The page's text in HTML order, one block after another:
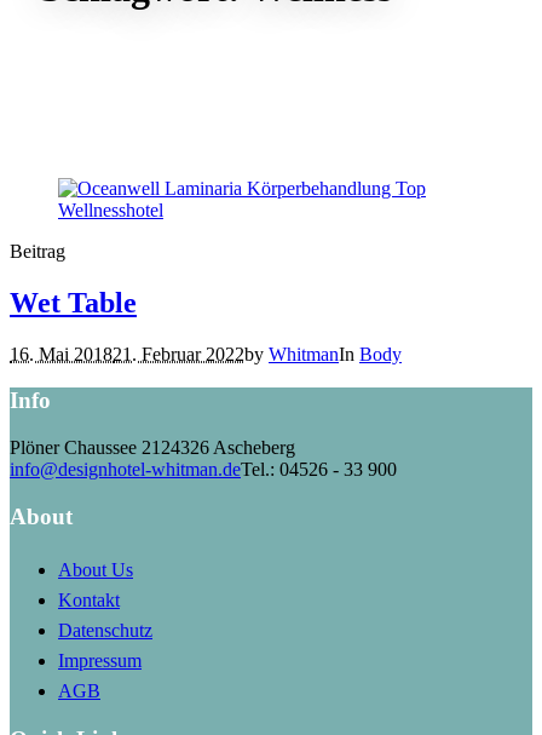
Beitrag
Wet Table
16. Mai 201821. Februar 2022by WhitmanIn Body
Info
Plöner Chaussee 21 24326 Ascheberg
info@designhotel-whitman.deTel.: 04526 - 33 900
About
About Us
Kontakt
Datenschutz
Impressum
AGB